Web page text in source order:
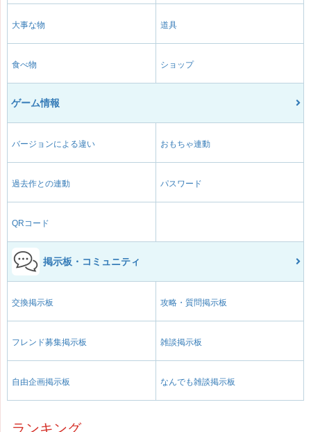
大事な物 道具
食べ物 ショップ
ゲーム情報
バージョンによる違い おもちゃ連動
過去作との連動 パスワード
QRコード
掲示板・コミュニティ
交換掲示板 攻略・質問掲示板
フレンド募集掲示板 雑談掲示板
自由企画掲示板 なんでも雑談掲示板
ランキング